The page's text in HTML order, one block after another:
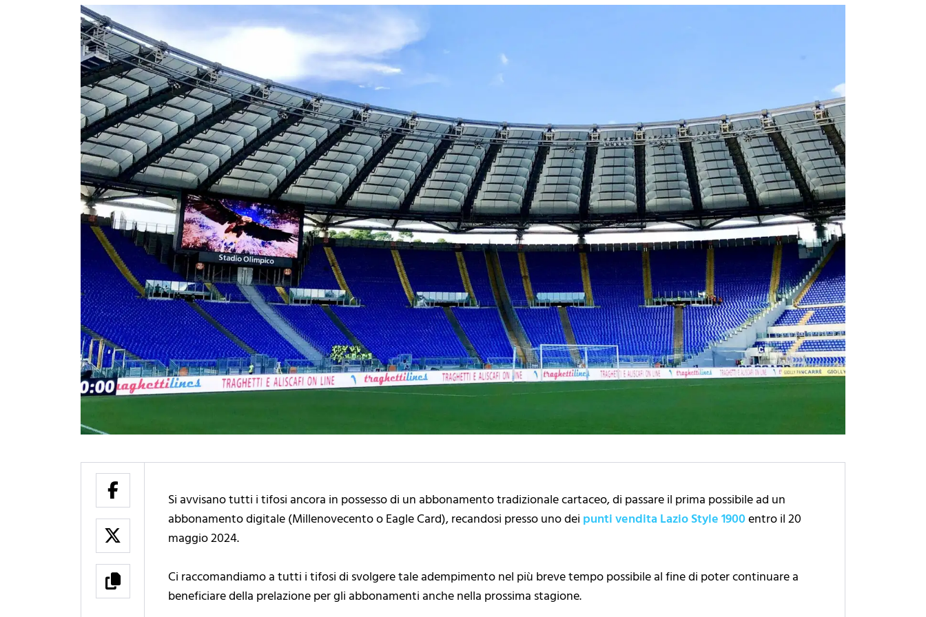
Si avvisano tutti i tifosi ancora in possesso di un abbonamento tradizionale cartaceo, di passare il prima possibile ad un
abbonamento digitale (Millenovecento o Eagle Card), recandosi presso uno dei punti vendita Lazio Style 1900entro il 20
maggio 2024.
Ci raccomandiamo a tutti i tifosi di svolgere tale adempimento nel più breve tempo possibile al fine di poter continuare a
beneficiare della prelazione per gli abbonamenti anche nella prossima stagione.